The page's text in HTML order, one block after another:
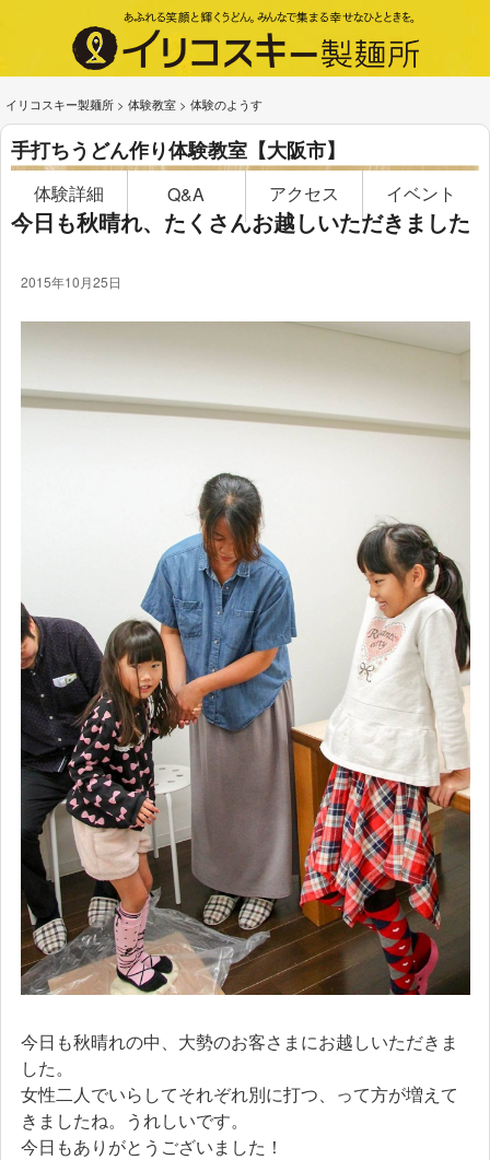
イリコスキー製麺所 > 体験教室 > 体験のようす
手打ちうどん作り体験教室【大阪市】
体験詳細 Q&A アクセス イベント
今日も秋晴れ、たくさんお越しいただきました
2015年10月25日
今日も秋晴れの中、大勢のお客さまにお越しいただきま
した。
女性二人でいらしてそれぞれ別に打つ、って方が増えて
きましたね。うれしいです。
今日もありがとうございました！